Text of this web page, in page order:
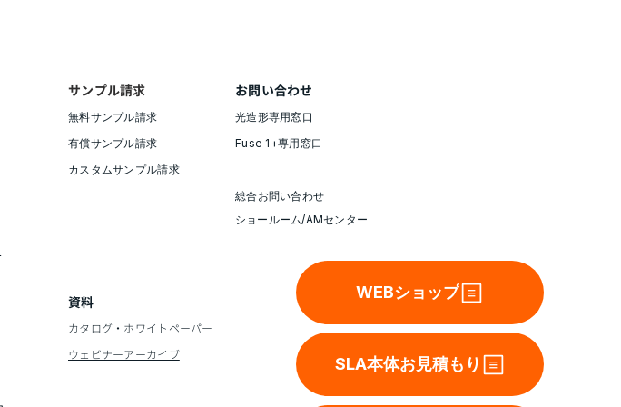
WEBショップ
SLA本体お見積もり
サンプル請求
無料サンプル請求​
有償サンプル請求
​カスタムサンプル請求
お問い合わせ
光造形専用窓口
Fuse 1+専用窓口
総合お問い合わせ
ショールーム/AMセンター
資料
カタログ・ホワイトペーパー
​ウェビナーアーカイブ